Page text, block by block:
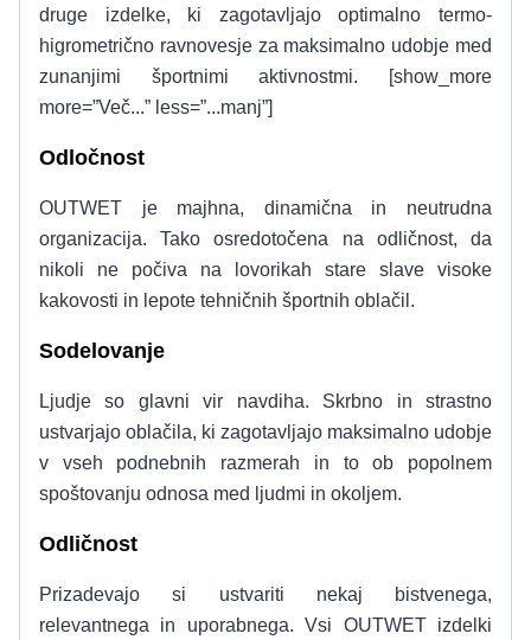
druge izdelke, ki zagotavljajo optimalno termo-
higrometrično ravnovesje za maksimalno udobje med
zunanjimi športnimi aktivnostmi. [show_more
more=”Več...” less=”...manj”]
Odločnost
OUTWET je majhna, dinamična in neutrudna
organizacija. Tako osredotočena na odličnost, da
nikoli ne počiva na lovorikah stare slave visoke
kakovosti in lepote tehničnih športnih oblačil.
Sodelovanje
Ljudje so glavni vir navdiha. Skrbno in strastno
ustvarjajo oblačila, ki zagotavljajo maksimalno udobje
v vseh podnebnih razmerah in to ob popolnem
spoštovanju odnosa med ljudmi in okoljem.
Odličnost
Prizadevajo si ustvariti nekaj bistvenega,
relevantnega in uporabnega. Vsi OUTWET izdelki